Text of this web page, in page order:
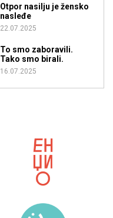
Otpor nasilju je žensko
nasleđe
22.07.2025
To smo zaboravili.
Tako smo birali.
16.07.2025